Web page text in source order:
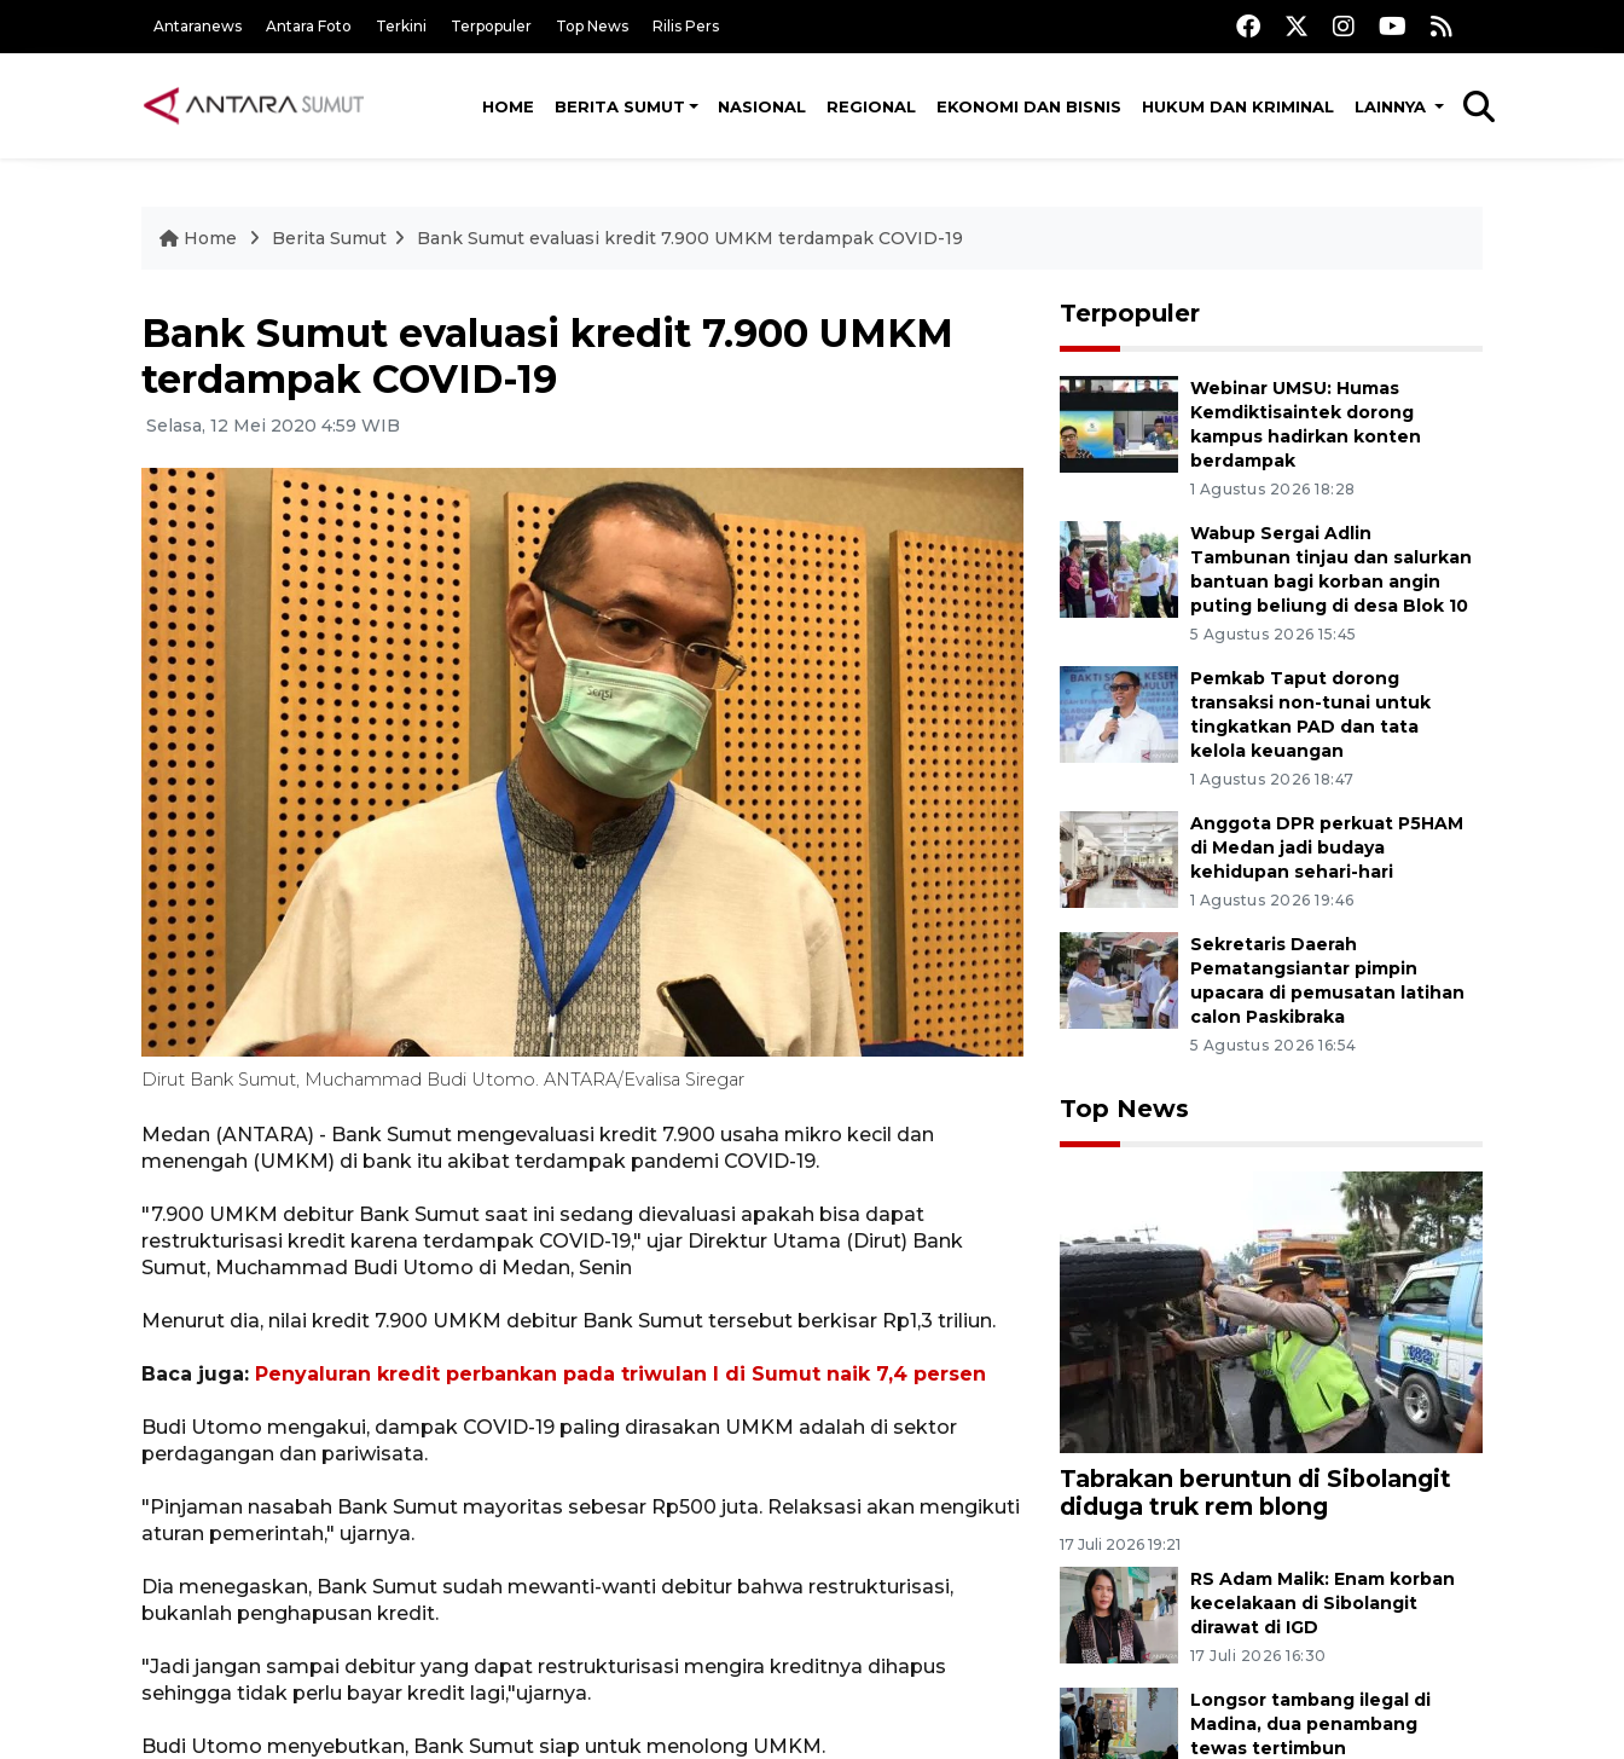
Antaranews Antara Foto Terkini Terpopuler Top News Rilis Pers
HOME BERITA SUMUT NASIONAL REGIONAL EKONOMI DAN BISNIS HUKUM DAN KRIMINAL LAINNYA
Home Berita Sumut Bank Sumut evaluasi kredit 7.900 UMKM terdampak COVID-19
Bank Sumut evaluasi kredit 7.900 UMKM
terdampak COVID-19
Selasa, 12 Mei 2020 4:59 WIB
Dirut Bank Sumut, Muchammad Budi Utomo. ANTARA/Evalisa Siregar
Medan (ANTARA) - Bank Sumut mengevaluasi kredit 7.900 usaha mikro kecil dan
menengah (UMKM) di bank itu akibat terdampak pandemi COVID-19.
"7.900 UMKM debitur Bank Sumut saat ini sedang dievaluasi apakah bisa dapat
restrukturisasi kredit karena terdampak COVID-19," ujar Direktur Utama (Dirut) Bank
Sumut, Muchammad Budi Utomo di Medan, Senin
Menurut dia, nilai kredit 7.900 UMKM debitur Bank Sumut tersebut berkisar Rp1,3 triliun.
Baca juga: Penyaluran kredit perbankan pada triwulan I di Sumut naik 7,4 persen
Budi Utomo mengakui, dampak COVID-19 paling dirasakan UMKM adalah di sektor
perdagangan dan pariwisata.
"Pinjaman nasabah Bank Sumut mayoritas sebesar Rp500 juta. Relaksasi akan mengikuti
aturan pemerintah," ujarnya.
Dia menegaskan, Bank Sumut sudah mewanti-wanti debitur bahwa restrukturisasi,
bukanlah penghapusan kredit.
"Jadi jangan sampai debitur yang dapat restrukturisasi mengira kreditnya dihapus
sehingga tidak perlu bayar kredit lagi,"ujarnya.
Budi Utomo menyebutkan, Bank Sumut siap untuk menolong UMKM.
Terpopuler
Webinar UMSU: Humas
Kemdiktisaintek dorong
kampus hadirkan konten
berdampak
1 Agustus 2026 18:28
Wabup Sergai Adlin
Tambunan tinjau dan salurkan
bantuan bagi korban angin
puting beliung di desa Blok 10
5 Agustus 2026 15:45
Pemkab Taput dorong
transaksi non-tunai untuk
tingkatkan PAD dan tata
kelola keuangan
1 Agustus 2026 18:47
Anggota DPR perkuat P5HAM
di Medan jadi budaya
kehidupan sehari-hari
1 Agustus 2026 19:46
Sekretaris Daerah
Pematangsiantar pimpin
upacara di pemusatan latihan
calon Paskibraka
5 Agustus 2026 16:54
Top News
Tabrakan beruntun di Sibolangit
diduga truk rem blong
17 Juli 2026 19:21
RS Adam Malik: Enam korban
kecelakaan di Sibolangit
dirawat di IGD
17 Juli 2026 16:30
Longsor tambang ilegal di
Madina, dua penambang
tewas tertimbun